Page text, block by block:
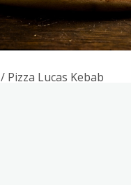
/ Pizza Lucas Kebab